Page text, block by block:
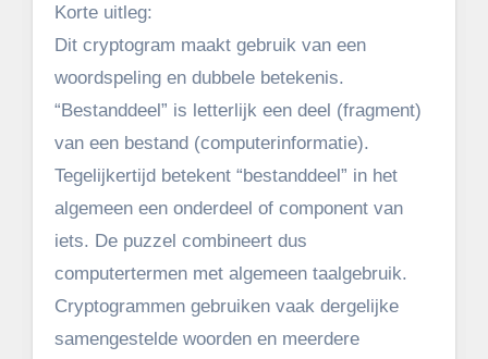
Korte uitleg:
Dit cryptogram maakt gebruik van een
woordspeling en dubbele betekenis.
“Bestanddeel” is letterlijk een deel (fragment)
van een bestand (computerinformatie).
Tegelijkertijd betekent “bestanddeel” in het
algemeen een onderdeel of component van
iets. De puzzel combineert dus
computertermen met algemeen taalgebruik.
Cryptogrammen gebruiken vaak dergelijke
samengestelde woorden en meerdere